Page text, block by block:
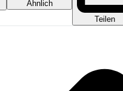
Ähnlich
Teilen